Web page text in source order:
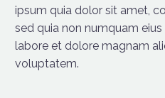
ipsum quia dolor sit amet,
sed quia non numquam
labore et dolore magnam
voluptatem.